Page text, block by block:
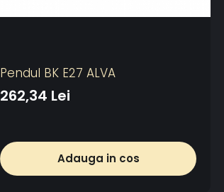
Pendul BK E27 ALVA
262,34 Lei
Adauga in cos